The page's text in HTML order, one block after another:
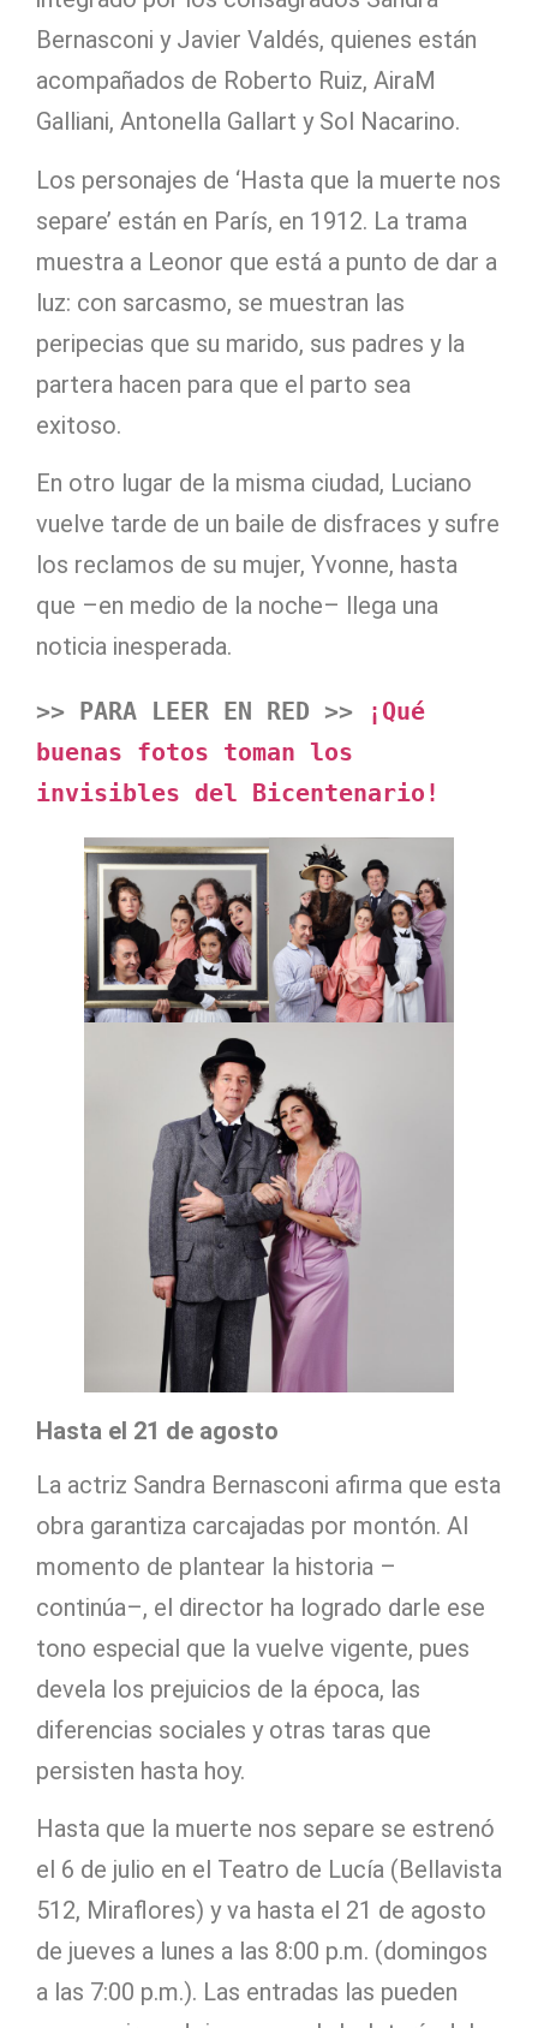
Bernasconi y Javier Valdés, quienes están
acompañados de Roberto Ruiz, AiraM
Galliani, Antonella Gallart y Sol Nacarino.
Los personajes de ‘Hasta que la muerte nos
separe’ están en París, en 1912. La trama
muestra a Leonor que está a punto de dar a
luz: con sarcasmo, se muestran las
peripecias que su marido, sus padres y la
partera hacen para que el parto sea
exitoso.
En otro lugar de la misma ciudad, Luciano
vuelve tarde de un baile de disfraces y sufre
los reclamos de su mujer, Yvonne, hasta
que –en medio de la noche– llega una
noticia inesperada.
>> PARA LEER EN RED >> ¡Qué
buenas fotos toman los
invisibles del Bicentenario!
Hasta el 21 de agosto
La actriz Sandra Bernasconi afirma que esta
obra garantiza carcajadas por montón. Al
momento de plantear la historia –
continúa–, el director ha logrado darle ese
tono especial que la vuelve vigente, pues
devela los prejuicios de la época, las
diferencias sociales y otras taras que
persisten hasta hoy.
Hasta que la muerte nos separe se estrenó
el 6 de julio en el Teatro de Lucía (Bellavista
512, Miraflores) y va hasta el 21 de agosto
de jueves a lunes a las 8:00 p.m. (domingos
a las 7:00 p.m.). Las entradas las pueden